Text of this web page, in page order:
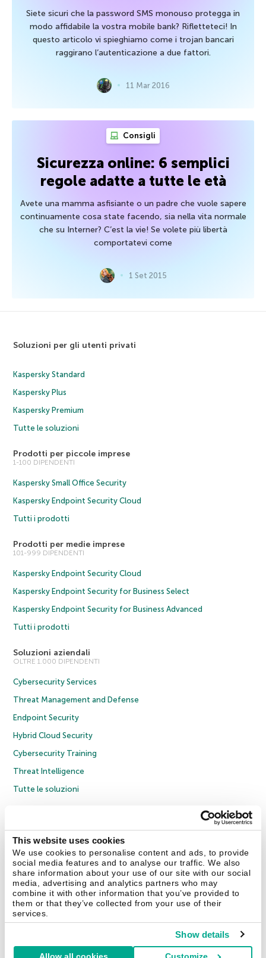
This website uses cookies
We use cookies to personalise content and ads, to provide
social media features and to analyse our traffic. We also
share information about your use of our site with our social
media, advertising and analytics partners who may
combine it with other information that you’ve provided to
them or that they’ve collected from your use of their
services.
Show details
Siete sicuri che la password SMS monouso protegga in
modo affidabile la vostra mobile bank? Rifletteteci! In
questo articolo vi spieghiamo come i trojan bancari
raggirano l’autenticazione a due fattori.
11 Mar 2016
Consigli
Sicurezza online: 6 semplici
regole adatte a tutte le età
Avete una mamma asfisiante o un padre che vuole sapere
continuamente cosa state facendo, sia nella vita normale
che su Interner? C’est la vie! Se volete più libertà
comportatevi come
1 Set 2015
Soluzioni per gli utenti privati
Kaspersky Standard
Kaspersky Plus
Kaspersky Premium
Tutte le soluzioni
Prodotti per piccole imprese
1-100 DIPENDENTI
Kaspersky Small Office Security
Kaspersky Endpoint Security Cloud
Tutti i prodotti
Prodotti per medie imprese
101-999 DIPENDENTI
Kaspersky Endpoint Security Cloud
Kaspersky Endpoint Security for Business Select
Kaspersky Endpoint Security for Business Advanced
Tutti i prodotti
Soluzioni aziendali
OLTRE 1.000 DIPENDENTI
Cybersecurity Services
Threat Management and Defense
Endpoint Security
Hybrid Cloud Security
Cybersecurity Training
Threat Intelligence
Tutte le soluzioni
Informativa sulla privacy
Cookies
Contatti Chi siamo Partner Blog Centro risorse Comunicati stampa
Securelist Eugene Personal Blog Encyclopedia